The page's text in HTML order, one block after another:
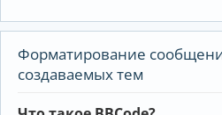
Форматирование
создаваемых тем